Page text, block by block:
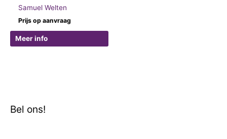
Samuel Welten
Prijs op aanvraag
Meer info
Bel ons!